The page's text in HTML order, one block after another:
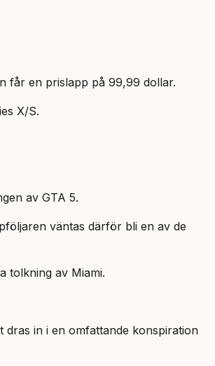
får en prislapp på 99,99 dollar.
X/S.
av GTA 5.
väntas därför bli en av de
tolkning av Miami.
in i en omfattande konspiration